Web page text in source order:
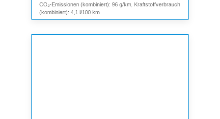
CO₂-Emissionen (kombiniert): 96 g/km, Kraftstoffverbrauch
(kombiniert): 4,1 l/100 km